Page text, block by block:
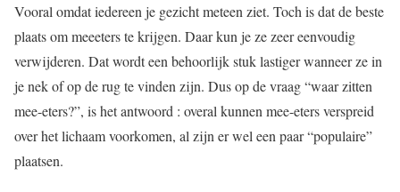
Vooral omdat iedereen je gezicht meteen ziet. Toch is dat de beste
plaats om meeeters te krijgen. Daar kun je ze zeer eenvoudig
verwijderen. Dat wordt een behoorlijk stuk lastiger wanneer ze in
je nek of op de rug te vinden zijn. Dus op de vraag “waar zitten
mee-eters?”, is het antwoord : overal kunnen mee-eters verspreid
over het lichaam voorkomen, al zijn er wel een paar “populaire”
plaatsen.